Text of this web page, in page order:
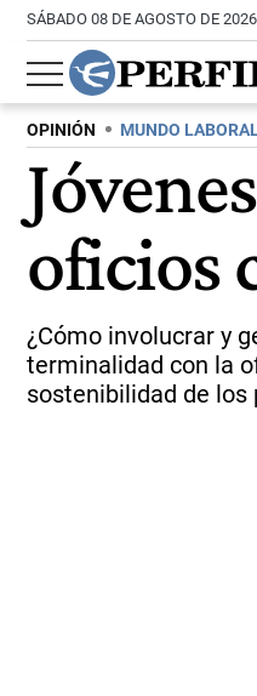
SÁBADO 08 DE AGOSTO DE 2026
OPINIÓN MUNDO
oficios
¿Cómo involucrar y
terminalidad con la
sostenibilidad de los